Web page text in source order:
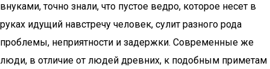
внуками, точно знали, что пустое ведро, которое несет в
руках идущий навстречу человек, сулит разного рода
проблемы, неприятности и задержки. Современные же
люди, в отличие от людей древних, к подобным приметам